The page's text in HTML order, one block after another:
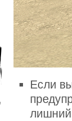
Если
лишний